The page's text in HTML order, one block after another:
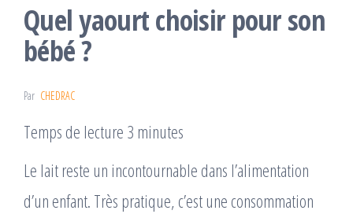
Quel yaourt choisir pour son
bébé ?
Par CHEDRAC
Temps de lecture 3 minutes
Le lait reste un incontournable dans l’alimentation
d’un enfant. Très pratique, c’est une consommation